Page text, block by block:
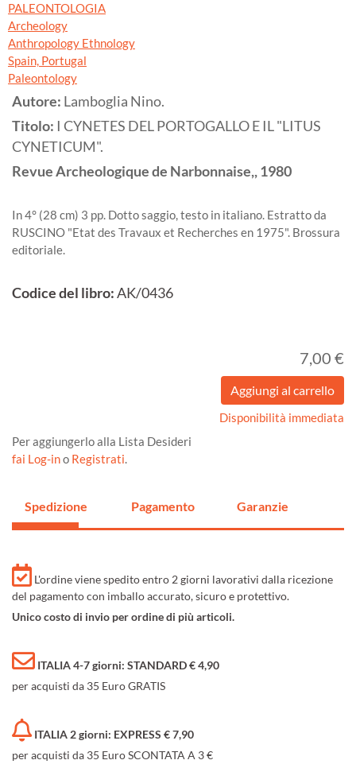
PALEONTOLOGIA
Archeology
Anthropology Ethnology
Spain, Portugal
Paleontology
Autore: Lamboglia Nino.
Titolo: I CYNETES DEL PORTOGALLO E IL "LITUS
CYNETICUM".
Revue Archeologique de Narbonnaise,,1980
In 4° (28 cm) 3 pp. Dotto saggio, testo in italiano. Estratto da
RUSCINO "Etat des Travaux et Recherches en 1975". Brossura
editoriale.
Codice del libro:AK/0436
7,00 €
Disponibilità immediata
Per aggiungerlo alla Lista Desideri
fai Log-ino Registrati.
Spedizione Pagamento Garanzie
L'ordine viene spedito entro 2 giorni lavorativi dalla ricezione
del pagamento con imballo accurato, sicuro e protettivo.
Unico costo di invio per ordine di più articoli.
ITALIA 4-7 giorni: STANDARD € 4,90
per acquisti da 35 Euro GRATIS
ITALIA 2 giorni: EXPRESS € 7,90
per acquisti da 35 Euro SCONTATA A 3 €